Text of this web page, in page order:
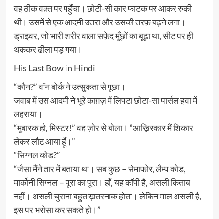
वह ठीक वक़्त पर पहुँचा। छोटी-सी कार फाटक पर आकर रुकी
थी। उसमें से एक आदमी उतरा और उसकी तरफ़ बढ़ने लगा।
ड्राइवर, जो भारी शरीर वाला सफ़ेद मूँछों का बूढ़ा था, सीट पर ही
थककर ढीला पड़ गया।
His Last Bow in Hindi
“कौन?” वॉन बोर्क ने उत्सुकता से पूछा।
जवाब में उस आदमी ने भूरे काग़ज़ में लिपटा छोटा-सा पार्सल हवा में
लहराया।
“मुबारक हो, मिस्टर!” वह ज़ोर से बोला। “आख़िरकार मैं शिकार
लेकर लौट आया हूँ।”
“सिग्नल कोड?”
“जैसा मैंने तार में बताया था। सब कुछ – सेमाफोर, लैम्प कोड,
मार्कोनी सिग्नल – पूरा का पूरा। हाँ, यह कॉपी है, असली किताब
नहीं। असली चुराना बहुत ख़तरनाक होता। लेकिन माल असली है,
इस पर भरोसा कर सकते हो।”